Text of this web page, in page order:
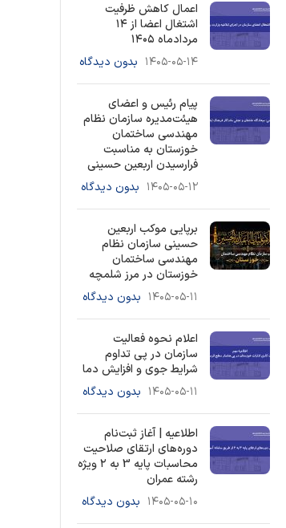
اعمال کاهش ظرفیت
اشتغال اعضا از ۱۴
مردادماه ۱۴۰۵
۱۴۰۵-۰۵-۱۴ بدون دیدگاه
پیام رئیس و اعضای
هیئت‌مدیره سازمان نظام
مهندسی ساختمان
خوزستان به مناسبت
فرارسیدن اربعین حسینی
۱۴۰۵-۰۵-۱۲ بدون دیدگاه
برپایی موکب اربعین
حسینی سازمان نظام
مهندسی ساختمان
خوزستان در مرز شلمچه
۱۴۰۵-۰۵-۱۱ بدون دیدگاه
اعلام نحوه فعالیت
سازمان در پی تداوم
شرایط جوی و افزایش دما
۱۴۰۵-۰۵-۱۱ بدون دیدگاه
اطلاعیه | آغاز ثبت‌نام
دوره‌های ارتقای صلاحیت
محاسبات پایه 3 به ۲ ویژه
رشته عمران
۱۴۰۵-۰۵-۱۰ بدون دیدگاه